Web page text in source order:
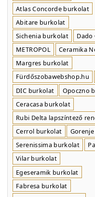
Atlas Concorde burkolat
Abitare burkolat
Sichenia burkolat
Dado
METROPOL
Ceramika
Margres burkolat
Fürdőszobawebshop.hu
DIC burkolat
Opoczno
Ceracasa burkolat
Rubi Delta lapszíntező
Cerrol burkolat
Serenissima burkolat
Vilar burkolat
Egeseramik burkolat
Fabresa burkolat